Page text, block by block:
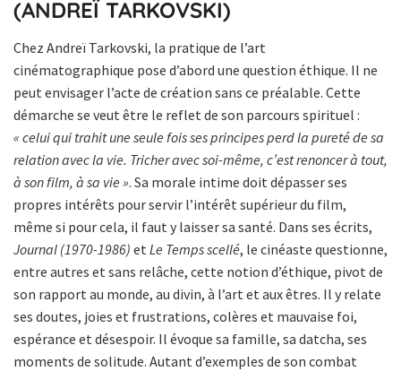
(ANDREÏ TARKOVSKI)
Chez Andreï Tarkovski, la pratique de l’art
cinématographique pose d’abord une question éthique. Il ne
peut envisager l’acte de création sans ce préalable. Cette
démarche se veut être le reflet de son parcours spirituel :
« celui qui trahit une seule fois ses principes perd la pureté de sa
relation avec la vie. Tricher avec soi-même, c’est renoncer à tout,
à son film, à sa vie ». Sa morale intime doit dépasser ses
propres intérêts pour servir l’intérêt supérieur du film,
même si pour cela, il faut y laisser sa santé. Dans ses écrits,
Journal (1970-1986) et Le Temps scellé, le cinéaste questionne,
entre autres et sans relâche, cette notion d’éthique, pivot de
son rapport au monde, au divin, à l’art et aux êtres. Il y relate
ses doutes, joies et frustrations, colères et mauvaise foi,
espérance et désespoir. Il évoque sa famille, sa datcha, ses
moments de solitude. Autant d’exemples de son combat